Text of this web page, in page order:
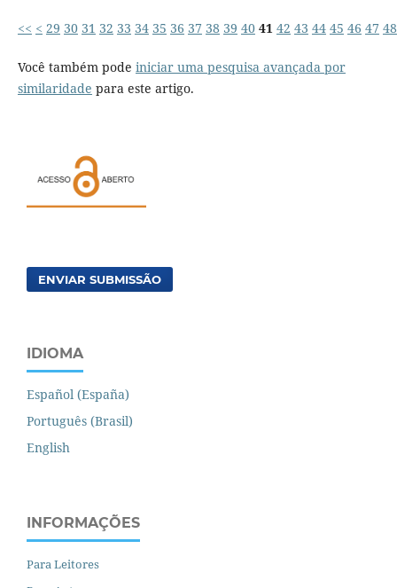
<< < 29 30 31 32 33 34 35 36 37 38 39 40 41 42 43 44 45 46 47 48
Você também pode iniciar uma pesquisa avançada por
similaridade para este artigo.
ENVIAR SUBMISSÃO
IDIOMA
Español (España)
Português (Brasil)
English
INFORMAÇÕES
Para Leitores